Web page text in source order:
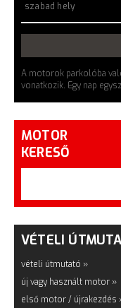
szabad hely
A motorok parkolóba
vonatkozik. Egy nap
MOTOR
KERESŐ
VÉTELI
vételi útmutató »
új vagy használt motor »
első motor / újrakezdés